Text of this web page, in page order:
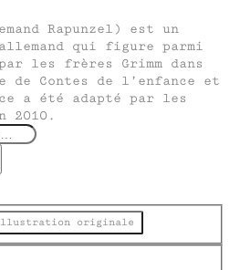
Rapunzel) est un
qui figure parmi
les frères Grimm dans
de Contes de l’enfance et
a été adapté par les
2010.
originale